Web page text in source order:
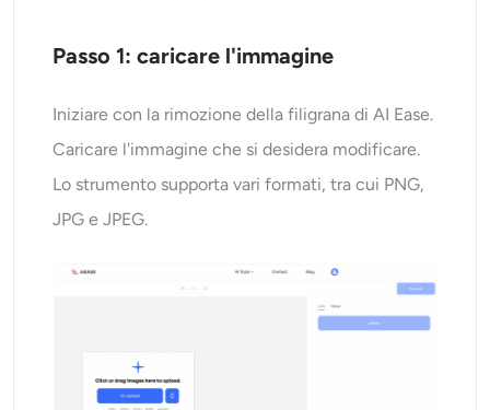
Passo 1: caricare l'immagine
Iniziare con la rimozione della filigrana di AI Ease.
Caricare l'immagine che si desidera modificare.
Lo strumento supporta vari formati, tra cui PNG,
JPG e JPEG.